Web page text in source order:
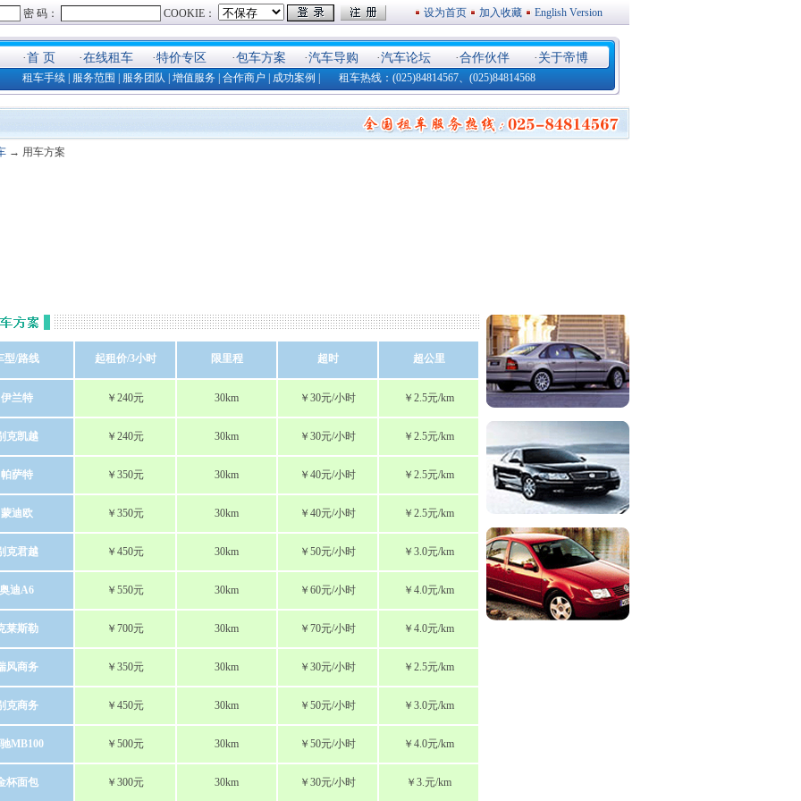
设为首页 加入收藏 English Version
·首 页 ·在线租车 ·特价专区 ·包车方案 ·汽车导购 ·汽车论坛 ·合作伙伴 · 关于帝博
租车手续| 服务范围 服务团队 增值服务| 合作商户 成功案例 | 租车热线：(025)84814567、(025)84814568
→ 用车方案
型/路线 起租价/3小时 限里程 超时 超公里
伊兰特 ￥240元 30km ￥30元/小时 ￥2.5元/km
克凯越 ￥240元 30km ￥30元/小时 ￥2.5元/km
帕萨特 ￥350元 30km ￥40元/小时 ￥2.5元/km
蒙迪欧 ￥350元 30km ￥40元/小时 ￥2.5元/km
克君越 ￥450元 30km ￥50元/小时 ￥3.0元/km
奥迪A6 ￥550元 30km ￥60元/小时 ￥4.0元/km
莱斯勒 ￥700元 30km ￥70元/小时 ￥4.0元/km
风商务 ￥350元 30km ￥30元/小时 ￥2.5元/km
克商务 ￥450元 30km ￥50元/小时 ￥3.0元/km
MB100 ￥500元 30km ￥50元/小时 ￥4.0元/km
杯面包 ￥300元 30km ￥30元/小时 ￥3.元/km